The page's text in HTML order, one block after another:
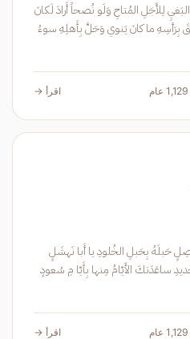
دَواعي الحينِ سُقنَ إِلى نَجاحِ رُكوبَ البَغيِ لِلأَجَلِ المُتاحِ وَلَو نُصحاً أَرادَ لَكانَ
فيهِ عُبَيدُ اللَهِ أَسبَقَ مِن نَجاحِ فَحاقَ بِرَأسِهِ ما كانَ يَنوي وَحَلَّ بِأَهلِهِ سوءُ
اقرأ →
عِش حَميداً في ظِلِّ عَيشٍ حَميدِ واصِلٍ حَبلَهُ بِحَبلِ الخُلودِ يا أَبا نَهشَلٍ
وَأبلِ الجَديدَي نِ بِعُمرٍ عُمرَ اللَيالي جَديدِ ساعَدَتكَ الأَيّامُ مِنها بِأَيّا مِ سُعودٍ
اقرأ →